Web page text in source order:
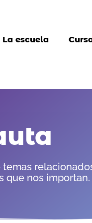
La escuela
que nos importan.